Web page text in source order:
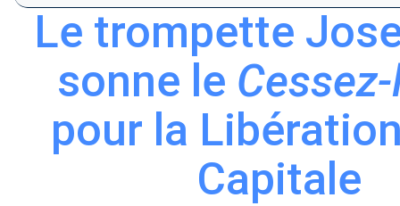
Le trompette
sonne le
pour la
Capitale